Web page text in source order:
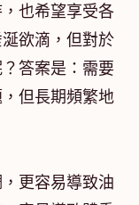
也希望享受各
欲滴，但對於
答案是：需要
但長期頻繁地
更容易導致油